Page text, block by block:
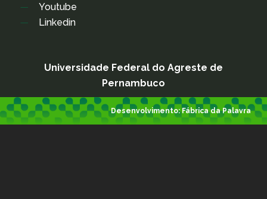
Youtube
Linkedin
Universidade Federal do Agreste de
Pernambuco
Desenvolvimento:Fábrica da Palavra